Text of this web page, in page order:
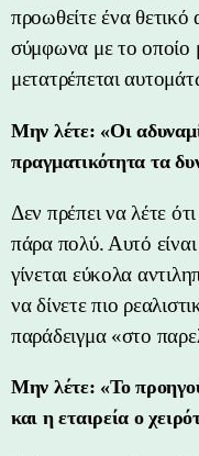
προωθείτε ένα
σύμφωνα με το οποίο
μετατρέπεται
Μην λέτε: «Οι
πραγματικότητα τα
Δεν πρέπει να λέτε
πάρα πολύ. Αυτό
γίνεται εύκολα
να δίνετε πιο
παράδειγμα «στο
Μην λέτε: «Το
και η εταιρεία ο